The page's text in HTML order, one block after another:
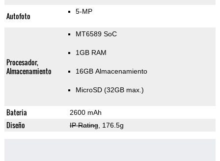
Autofoto 5-MP
Procesador,
Almacenamiento
MT6589 SoC
1GB RAM
16GB Almacenamiento
MicroSD (32GB max.)
Bateria 2600 mAh
Diseño IP Rating, 176.5g